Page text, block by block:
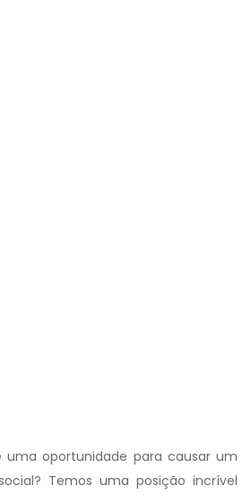
uma oportunidade para causar um
Temos uma posição incrível